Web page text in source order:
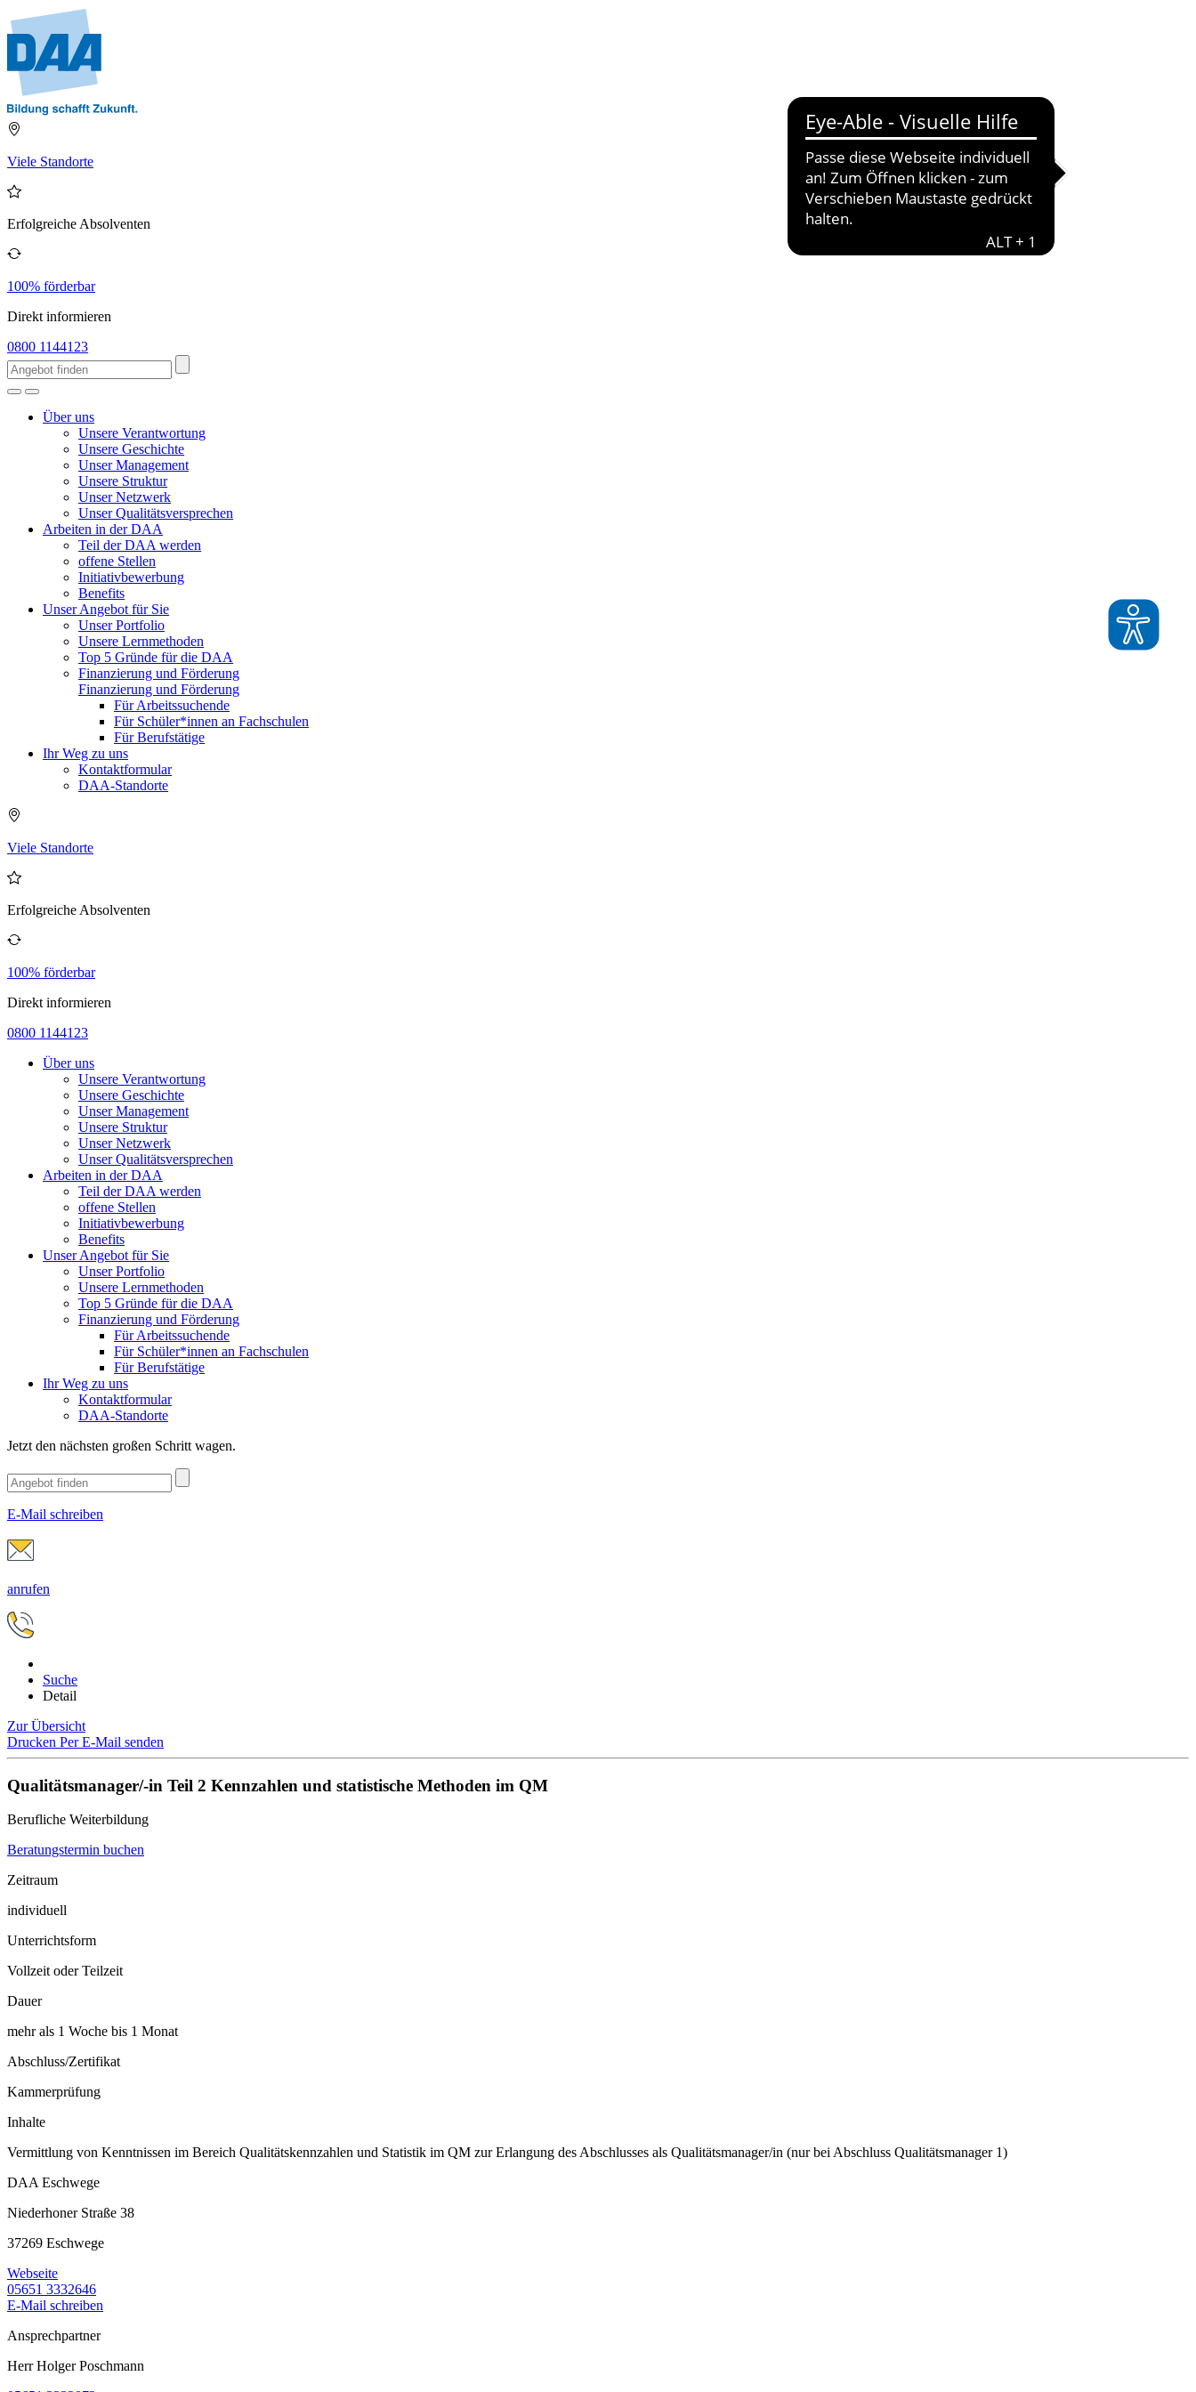
Viele Standorte
Erfolgreiche Absolventen
100% förderbar
Direkt informieren
0800 1144123
Über uns
Unsere Verantwortung
Unsere Geschichte
Unser Management
Unsere Struktur
Unser Netzwerk
Unser Qualitätsversprechen
Arbeiten in der DAA
Teil der DAA werden
offene Stellen
Initiativbewerbung
Benefits
Unser Angebot für Sie
Unser Portfolio
Unsere Lernmethoden
Top 5 Gründe für die DAA
Finanzierung und Förderung
Finanzierung und Förderung
Für Arbeitssuchende
Für Schüler*innen an Fachschulen
Für Berufstätige
Ihr Weg zu uns
Kontaktformular
DAA-Standorte
Viele Standorte
Erfolgreiche Absolventen
100% förderbar
Direkt informieren
0800 1144123
Über uns
Unsere Verantwortung
Unsere Geschichte
Unser Management
Unsere Struktur
Unser Netzwerk
Unser Qualitätsversprechen
Arbeiten in der DAA
Teil der DAA werden
offene Stellen
Initiativbewerbung
Benefits
Unser Angebot für Sie
Unser Portfolio
Unsere Lernmethoden
Top 5 Gründe für die DAA
Finanzierung und Förderung
Für Arbeitssuchende
Für Schüler*innen an Fachschulen
Für Berufstätige
Ihr Weg zu uns
Kontaktformular
DAA-Standorte
Jetzt den nächsten großen Schritt wagen.
E-Mail schreiben
anrufen
Suche
Detail
Zur Übersicht
Drucken Per E-Mail senden
Qualitätsmanager/-in Teil 2 Kennzahlen und statistische Methoden im QM
Berufliche Weiterbildung
Beratungstermin buchen
Zeitraum
individuell
Unterrichtsform
Vollzeit oder Teilzeit
Dauer
mehr als 1 Woche bis 1 Monat
Abschluss/Zertifikat
Kammerprüfung
Inhalte
Vermittlung von Kenntnissen im Bereich Qualitätskennzahlen und Statistik im QM zur Erlangung des Abschlusses als Qualitätsmanager/in (nur bei Abschluss Qualitätsmanager 1)
DAA Eschwege
Niederhoner Straße 38
37269 Eschwege
Webseite
05651 3332646
E-Mail schreiben
Ansprechpartner
Herr Holger Poschmann